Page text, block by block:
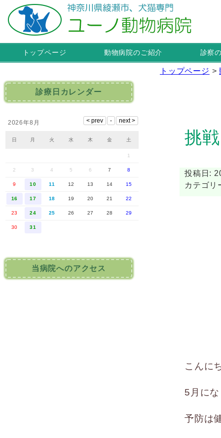
トップページ 動物病院のご紹介 診察
トップページ >
挑
投稿日:
カテゴ
こんに
5月に
予防は
診療日カレンダー
2026年8月
日 月 火 水 木 金 土
1
2 3 4 5 6 7 8
9 10 11 12 13 14 15
16 17 18 19 20 21 22
23 24 25 26 27 28 29
30 31
当病院へのアクセス